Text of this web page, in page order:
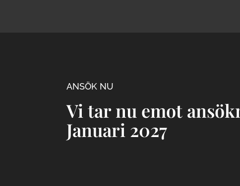
ANSÖK NU
Vi tar nu emot
Januari 2027